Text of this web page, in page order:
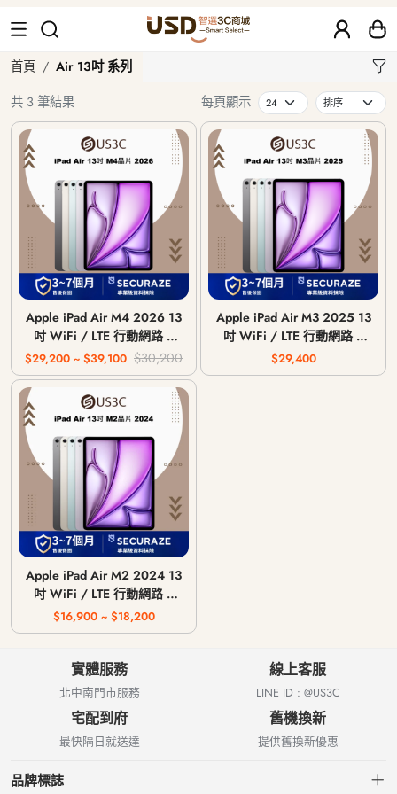
Air 13吋 系列
首頁
Air 13吋 系列
共 3 筆結果
每頁顯示
Apple iPad Air M4 2026 13
吋 WiFi / LTE 行動網路 /
128G 256G 512G 1T
$29,200 ~ $39,100 $30,200
Apple iPad Air M3 2025 13
吋 WiFi / LTE 行動網路 /
128G 256G 512G 1T
$29,400
Apple iPad Air M2 2024 13
吋 WiFi / LTE 行動網路 /
128G 256G 512G 1T
$16,900 ~ $18,200
實體服務
北中南門市服務
線上客服
LINE ID : @US3C
宅配到府
最快隔日就送達
舊機換新
提供舊換新優惠
品牌標誌